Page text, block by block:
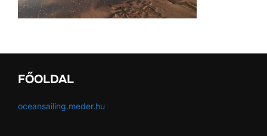
FŐOLDAL
oceansailing.meder.hu